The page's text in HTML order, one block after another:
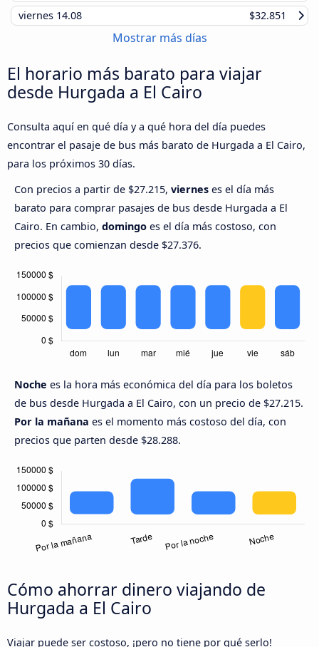
viernes 14.08 $32.851
Mostrar más días
El horario más barato para viajar
desde Hurgada a El Cairo
Consulta aquí en qué día y a qué hora del día puedes
encontrar el pasaje de bus más barato de Hurgada a El Cairo,
para los próximos 30 días.
Con precios a partir de $27.215, viernes es el día más
barato para comprar pasajes de bus desde Hurgada a El
Cairo. En cambio, domingo es el día más costoso, con
precios que comienzan desde $27.376.
Noche es la hora más económica del día para los boletos
de bus desde Hurgada a El Cairo, con un precio de $27.215.
Por la mañana es el momento más costoso del día, con
precios que parten desde $28.288.
Cómo ahorrar dinero viajando de
Hurgada a El Cairo
Viajar puede ser costoso, ¡pero no tiene por qué serlo!